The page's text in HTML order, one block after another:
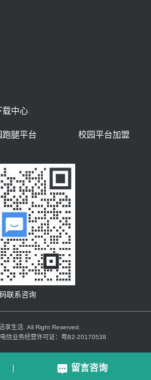
载中心
跑腿平台 校园平台加盟
联系咨询
享生活. All Right Reserved.
信业务经营许可证：粤B2-20170538
留言咨询